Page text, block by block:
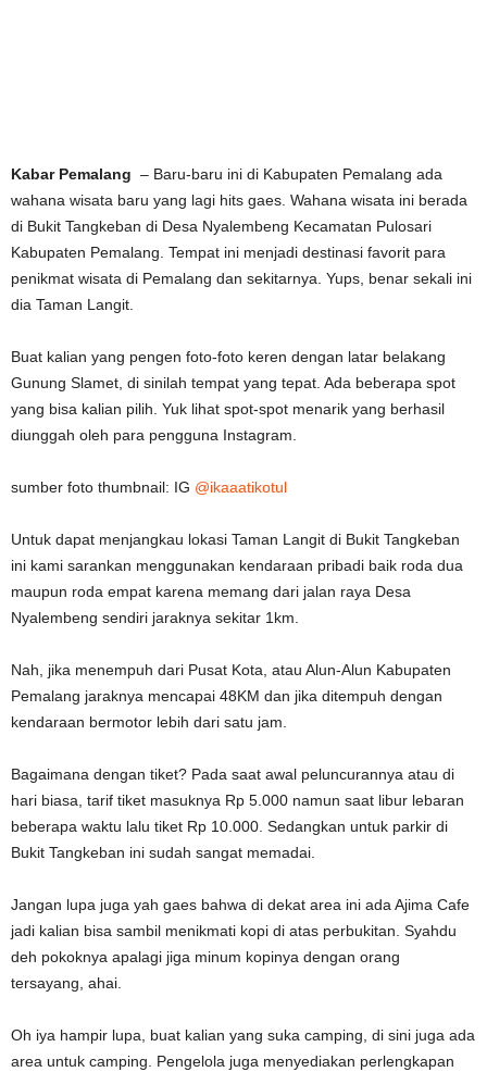
Kabar Pemalang – Baru-baru ini di Kabupaten Pemalang ada
wahana wisata baru yang lagi hits gaes. Wahana wisata ini berada
di Bukit Tangkeban di Desa Nyalembeng Kecamatan Pulosari
Kabupaten Pemalang. Tempat ini menjadi destinasi favorit para
penikmat wisata di Pemalang dan sekitarnya. Yups, benar sekali ini
dia Taman Langit.
Buat kalian yang pengen foto-foto keren dengan latar belakang
Gunung Slamet, di sinilah tempat yang tepat. Ada beberapa spot
yang bisa kalian pilih. Yuk lihat spot-spot menarik yang berhasil
diunggah oleh para pengguna Instagram.
sumber foto thumbnail: IG @ikaaatikotul
Untuk dapat menjangkau lokasi Taman Langit di Bukit Tangkeban
ini kami sarankan menggunakan kendaraan pribadi baik roda dua
maupun roda empat karena memang dari jalan raya Desa
Nyalembeng sendiri jaraknya sekitar 1km.
Nah, jika menempuh dari Pusat Kota, atau Alun-Alun Kabupaten
Pemalang jaraknya mencapai 48KM dan jika ditempuh dengan
kendaraan bermotor lebih dari satu jam.
Bagaimana dengan tiket? Pada saat awal peluncurannya atau di
hari biasa, tarif tiket masuknya Rp 5.000 namun saat libur lebaran
beberapa waktu lalu tiket Rp 10.000. Sedangkan untuk parkir di
Bukit Tangkeban ini sudah sangat memadai.
Jangan lupa juga yah gaes bahwa di dekat area ini ada Ajima Cafe
jadi kalian bisa sambil menikmati kopi di atas perbukitan. Syahdu
deh pokoknya apalagi jiga minum kopinya dengan orang
tersayang, ahai.
Oh iya hampir lupa, buat kalian yang suka camping, di sini juga ada
area untuk camping. Pengelola juga menyediakan perlengkapan